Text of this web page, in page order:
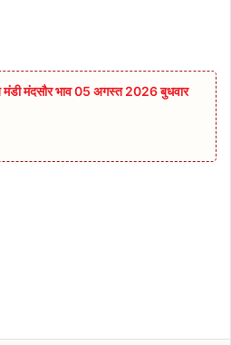
मंदसौर भाव 05 अगस्त 2026 बुधवार